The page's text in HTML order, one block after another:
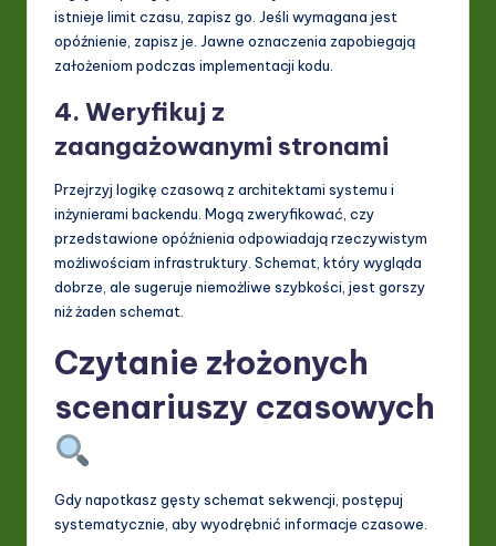
istnieje limit czasu, zapisz go. Jeśli wymagana jest
opóźnienie, zapisz je. Jawne oznaczenia zapobiegają
założeniom podczas implementacji kodu.
4. Weryfikuj z
zaangażowanymi stronami
Przejrzyj logikę czasową z architektami systemu i
inżynierami backendu. Mogą zweryfikować, czy
przedstawione opóźnienia odpowiadają rzeczywistym
możliwościam infrastruktury. Schemat, który wygląda
dobrze, ale sugeruje niemożliwe szybkości, jest gorszy
niż żaden schemat.
Czytanie złożonych
scenariuszy czasowych
Gdy napotkasz gęsty schemat sekwencji, postępuj
systematycznie, aby wyodrębnić informacje czasowe.